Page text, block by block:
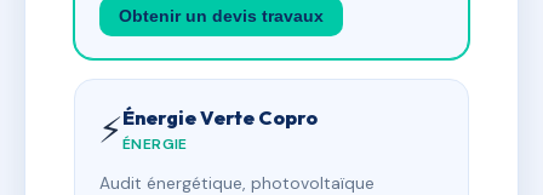
Obtenir un devis travaux
⚡Énergie Verte Copro
ÉNERGIE
Audit énergétique, photovoltaïque